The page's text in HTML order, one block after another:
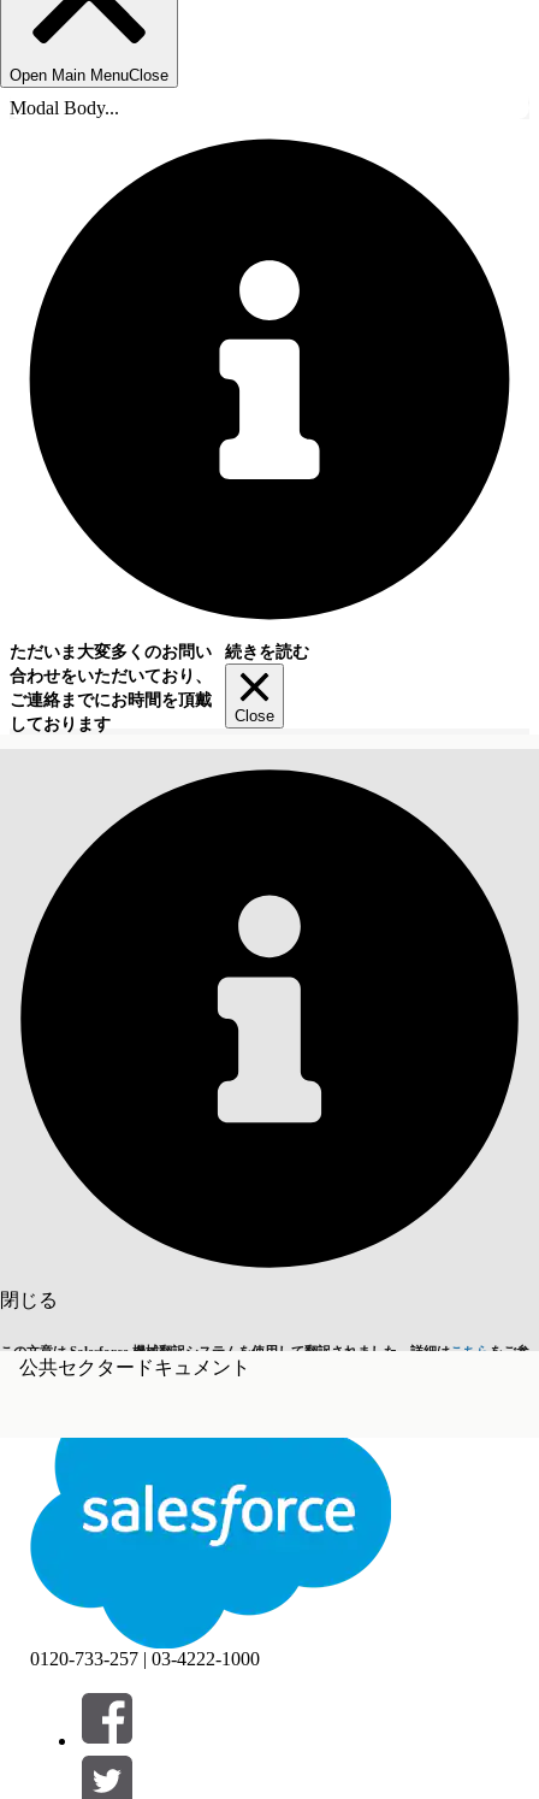
Open Main MenuClose
Modal Body...
ただいま大変多くのお問い
合わせをいただいており、
ご連絡までにお時間を頂戴
しております
続きを読む
Close
閉じる
この文章は Salesforce 機械翻訳システムを使用して翻訳されました。詳細はこちら をご参
照ください。
英語に切り替える 今はしません
閉じる 閉じる
公共セクタードキュメント
目次
絞り込み条件 (0)
絞り込み条件を選択
0120-733-257 | 03-4222-1000